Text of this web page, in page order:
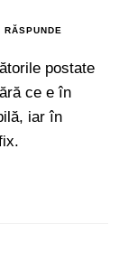
RĂSPUNDE
postate
ce e în
iar în